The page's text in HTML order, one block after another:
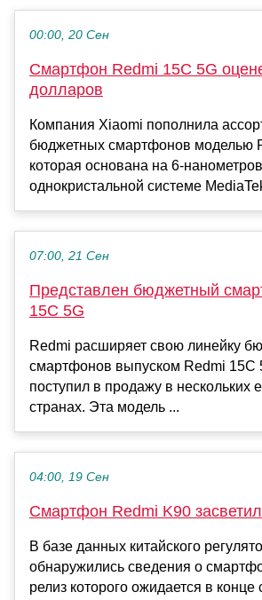
00:00, 20 Сен
Смартфон Redmi 15C 5G
долларов
Компания Xiaomi пополнила
бюджетных смартфонов моделью
которая основана на 6-
однокристальной системе
07:00, 21 Сен
Представлен бюджетный
15C 5G
Redmi расширяет свою линейку
смартфонов выпуском Redmi 15C
поступил в продажу в нескольких
странах. Эта модель ...
04:00, 19 Сен
Смартфон Redmi K90
В базе данных китайского
обнаружились сведения о
релиз которого ожидается в